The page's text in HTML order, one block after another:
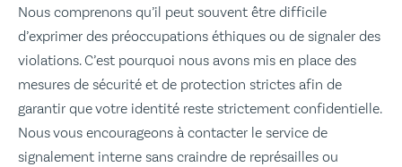
Nous comprenons qu’il peut souvent être difficile
d’exprimer des préoccupations éthiques ou de signaler des
violations. C’est pourquoi nous avons mis en place des
mesures de sécurité et de protection strictes afin de
garantir que votre identité reste strictement confidentielle.
Nous vous encourageons à contacter le service de
signalement interne sans craindre de représailles ou